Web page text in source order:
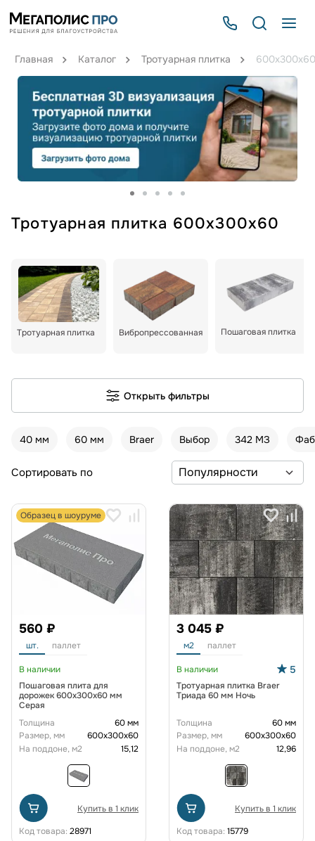
Главная Каталог Тротуарная плитка 600х300х60
Тротуарная плитка 600х300х60
Тротуарная плитка Вибропрессованная Пошаговая плитка
Открыть фильтры
40 мм 60 мм Braer Выбор 342 МЗ
Сортировать по
Образец в шоуруме
560 ₽
шт. паллет
В наличии
Пошаговая плита для
дорожек 600х300х60 мм
Серая
Толщина
60 мм
Размер, мм
600х300х60
На поддоне, м2
15,12
Купить в 1 клик
Код товара: 28971
3 045 ₽
м2 паллет
В наличии 5
Тротуарная плитка Braer
Триада 60 мм Ночь
Толщина
60 мм
Размер, мм
600х300х60
На поддоне, м2
12,96
Купить в 1 клик
Код товара: 15779